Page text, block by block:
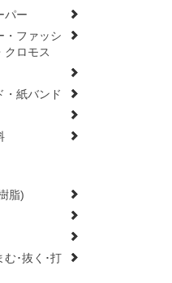
パー
・ファッシ
クロモス
・紙バンド
脂)
む･抜く･打